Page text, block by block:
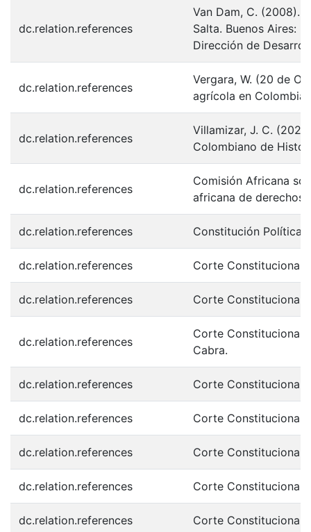
dc.relation.references
Van Dam, C. (2008).
Salta. Buenos Aires:
Dirección de
dc.relation.references
Vergara, W. (20 de
agrícola en
dc.relation.references
Villamizar, J. C.
Colombiano de
dc.relation.references
Comisión Africana
africana de derechos
dc.relation.references Constitución Política.
dc.relation.references Corte Constitucional.
dc.relation.references Corte Constitucional.
dc.relation.references
Corte Constitucional.
Cabra.
dc.relation.references Corte Constitucional.
dc.relation.references Corte Constitucional.
dc.relation.references Corte Constitucional.
dc.relation.references Corte Constitucional.
dc.relation.references Corte Constitucional.